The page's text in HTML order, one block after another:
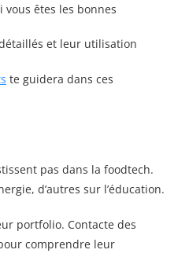
êtes les bonnes
et leur utilisation
te guidera dans ces
pas dans la foodtech.
d’autres sur l’éducation.
portfolio. Contacte des
comprendre leur